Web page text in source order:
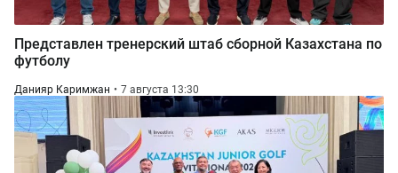
Представлен тренерский штаб сборной Казахстана по
футболу
Данияр Каримжан 7 августа 13:30